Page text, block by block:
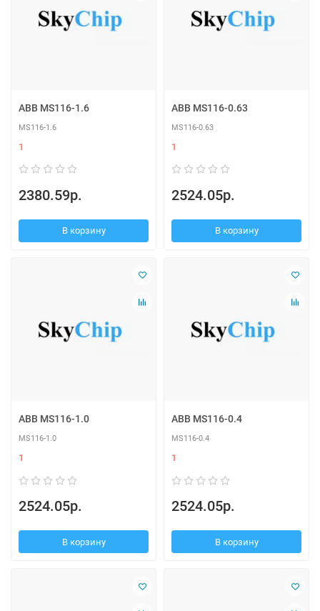
ABB MS116-1.6
MS116-1.6
1
2380.59р.
В корзину
ABB MS116-0.63
MS116-0.63
1
2524.05р.
В корзину
ABB MS116-1.0
MS116-1.0
1
2524.05р.
В корзину
ABB MS116-0.4
MS116-0.4
1
2524.05р.
В корзину